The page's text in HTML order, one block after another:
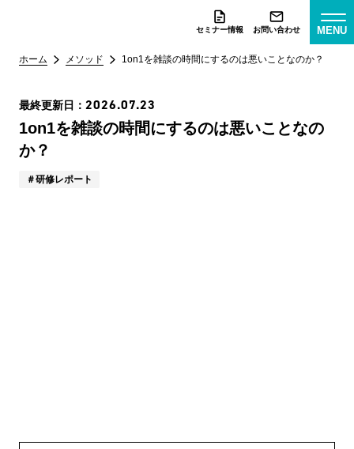
セミナー情報 お問い合わせ MENU
ホーム メソッド 1on1を雑談の時間にするのは悪いことなのか？
最終更新日： 2026.07.23
1on1を雑談の時間にするのは悪いことなの
か？
研修レポート